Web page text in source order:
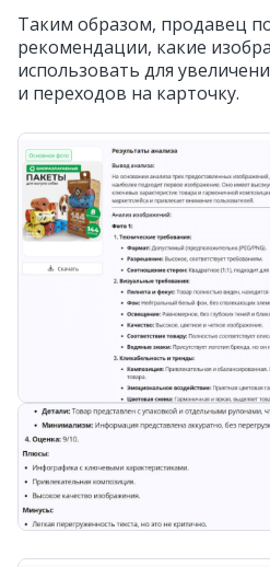
Таким образом, продавец
рекомендации, какие
использовать для
и переходов на карточку.